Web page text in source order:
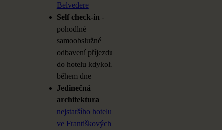
Belvedere
Self check-in -
pohodlné
samoobslužné
odbavení příjezdu
do hotelu kdykoli
během dne
Jedinečná
architektura
nejstaršího hotelu
ve Františkových